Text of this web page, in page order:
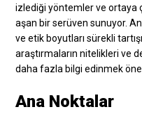
izlediği yöntemler ve ortaya
aşan bir serüven sunuyor.
ve etik boyutları sürekli
araştırmaların nitelikleri ve
daha fazla bilgi edinmek
Ana Noktalar